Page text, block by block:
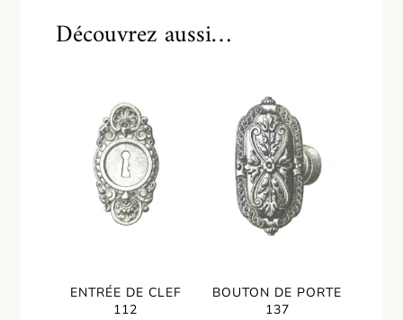
Découvrez aussi…
ENTRÉE DE CLEF
112
BOUTON DE PORTE
137